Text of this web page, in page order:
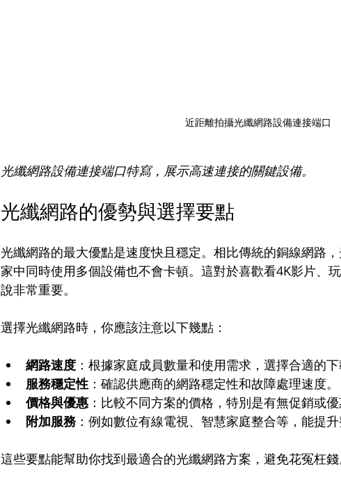
近距離拍攝光纖網路設備連接端口
光纖網路設備連接端口特寫，展示高速連接的關鍵設備。
光纖網路的優勢與選擇要點
光纖網路的最大優點是速度快且穩定。相比傳統的銅線網路
家中同時使用多個設備也不會卡頓。這對於喜歡看4K影片、
說非常重要。
選擇光纖網路時，你應該注意以下幾點：
網路速度 ：根據家庭成員數量和使用需求，選擇合適的下
服務穩定性 ：確認供應商的網路穩定性和故障處理速度。
價格與優惠 ：比較不同方案的價格，特別是有無促銷或優
附加服務：例如數位有線電視、智慧家庭整合等，能提升
這些要點能幫助你找到最適合的光纖網路方案，避免花冤枉錢